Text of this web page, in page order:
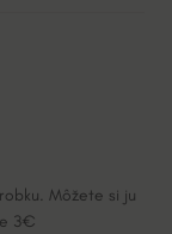
Môžete si ju
3€